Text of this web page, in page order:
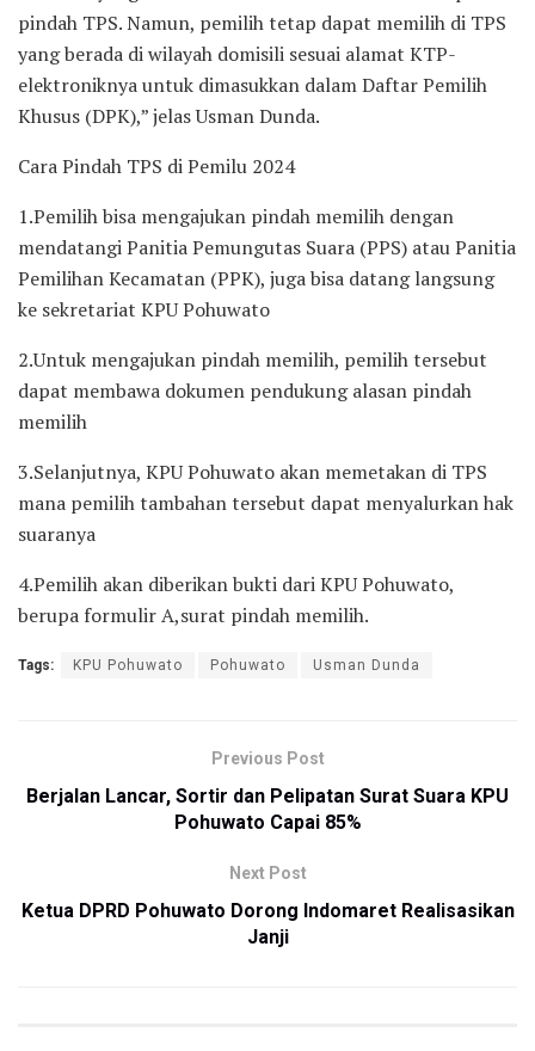
pindah TPS. Namun, pemilih tetap dapat memilih di TPS
yang berada di wilayah domisili sesuai alamat KTP-
elektroniknya untuk dimasukkan dalam Daftar Pemilih
Khusus (DPK),” jelas Usman Dunda.
Cara Pindah TPS di Pemilu 2024
1.Pemilih bisa mengajukan pindah memilih dengan
mendatangi Panitia Pemungutas Suara (PPS) atau Panitia
Pemilihan Kecamatan (PPK), juga bisa datang langsung
ke sekretariat KPU Pohuwato
2.Untuk mengajukan pindah memilih, pemilih tersebut
dapat membawa dokumen pendukung alasan pindah
memilih
3.Selanjutnya, KPU Pohuwato akan memetakan di TPS
mana pemilih tambahan tersebut dapat menyalurkan hak
suaranya
4.Pemilih akan diberikan bukti dari KPU Pohuwato,
berupa formulir A,surat pindah memilih.
Tags: KPU Pohuwato Pohuwato Usman Dunda
Previous Post
Berjalan Lancar, Sortir dan Pelipatan Surat Suara KPU
Pohuwato Capai 85%
Next Post
Ketua DPRD Pohuwato Dorong Indomaret Realisasikan
Janji